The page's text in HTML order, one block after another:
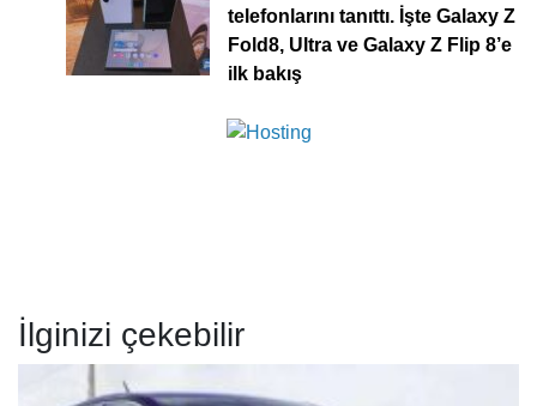
telefonlarını tanıttı. İşte Galaxy Z
Fold8, Ultra ve Galaxy Z Flip 8’e
ilk bakış
İlginizi çekebilir